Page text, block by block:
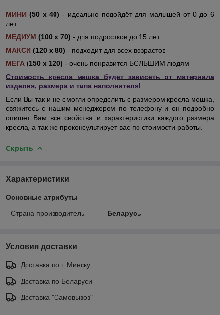
МИНИ (50 х 40) - идеально подойдёт для малышей от 0 до 6
лет
МЕДИУМ (100 х 70) - для подростков до 15 лет
МАКСИ (120 х 80) - подходит для всех возрастов
МЕГА (150 х 120) - очень понравится БОЛЬШИМ людям
Стоимость кресла мешка будет зависеть от материала
изделия, размера и типа наполнителя!
Если Вы так и не смогли определить с размером кресла мешка,
свяжитесь с нашим менеджером по телефону и он подробно
опишет Вам все свойства и характеристики каждого размера
кресла, а так же проконсультирует вас по стоимости работы.
Скрыть
Характеристики
Основные атрибуты
Страна производитель Беларусь
Условия доставки
Доставка по г. Минску
Доставка по Беларуси
Доставка "Самовывоз"